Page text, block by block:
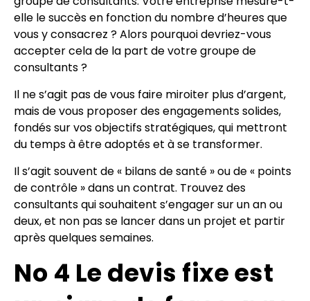
elle le succès en fonction du nombre d’heures que
vous y consacrez ? Alors pourquoi devriez-vous
accepter cela de la part de votre groupe de
consultants ?
Il ne s’agit pas de vous faire miroiter plus d’argent,
mais de vous proposer des engagements solides,
fondés sur vos objectifs stratégiques, qui mettront
du temps à être adoptés et à se transformer.
Il s’agit souvent de « bilans de santé » ou de « points
de contrôle » dans un contrat. Trouvez des
consultants qui souhaitent s’engager sur un an ou
deux, et non pas se lancer dans un projet et partir
après quelques semaines.
No 4 Le devis fixe est